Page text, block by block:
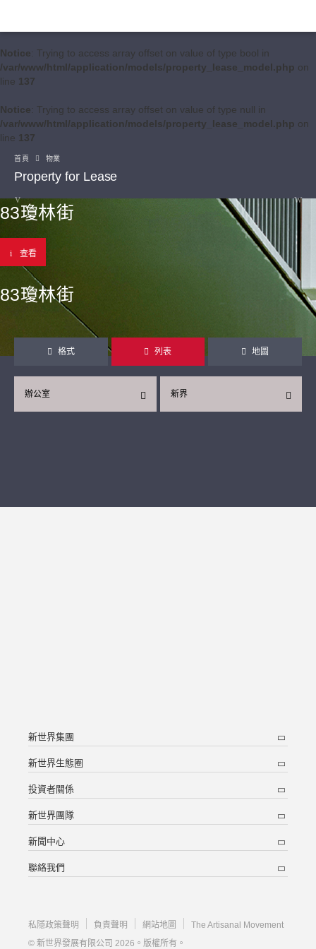
Notice: Trying to access array offset on value of type bool in
/var/www/html/application/models/property_lease_model.php on
line 137
Notice: Trying to access array offset on value of type null in
/var/www/html/application/models/property_lease_model.php on
line 137
首頁 物業
Property for Lease
83瓊林街
查看
83瓊林街
格式 列表 地圖
新界
辦公室
新世界集團
新世界生態圈
投資者關係
新世界團隊
新聞中心
聯絡我們
私隱政策聲明 負責聲明 網站地圖
The Artisanal Movement
© 新世界發展有限公司 2026。版權所有。